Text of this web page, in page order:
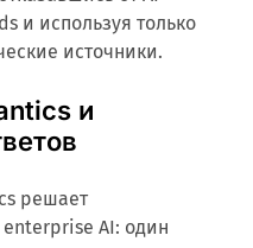
и используя только
источники.
и
решает
AI: один